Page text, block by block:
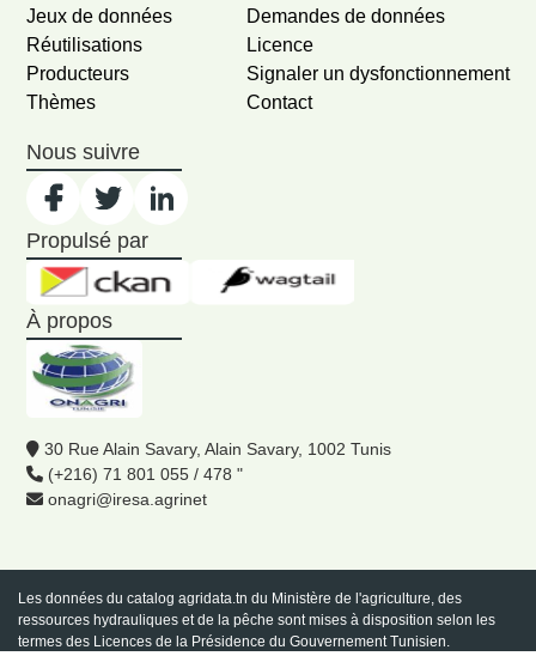
Jeux de données
Réutilisations
Producteurs
Thèmes
Demandes de données
Licence
Signaler un dysfonctionnement
Contact
Nous suivre
Propulsé par
À propos
30 Rue Alain Savary, Alain Savary, 1002 Tunis
(+216) 71 801 055 / 478 "
onagri@iresa.agrinet
Les données du catalog agridata.tn du Ministère de l'agriculture, des
ressources hydrauliques et de la pêche sont mises à disposition selon les
termes des Licences de la Présidence du Gouvernement Tunisien.